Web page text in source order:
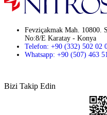
Fevziçakmak Mah. 10800.
No:8/E Karatay - Konya
Telefon: +90 (332) 502 02
Whatsapp: +90 (507) 463
Bizi Takip Edin